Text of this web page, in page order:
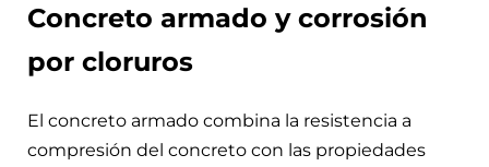
Concreto armado y corrosión
por cloruros
El concreto armado combina la resistencia a
compresión del concreto con las propiedades